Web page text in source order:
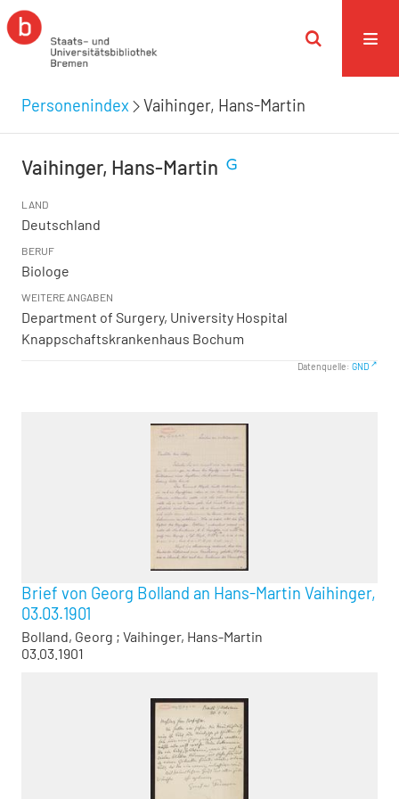
Personenindex Vaihinger, Hans-Martin
Vaihinger, Hans-Martin
LAND
Deutschland
BERUF
Biologe
WEITERE ANGABEN
Department of Surgery, University Hospital
Knappschaftskrankenhaus Bochum
Datenquelle: GND
Brief von Georg Bolland an Hans-Martin Vaihinger,
03.03.1901
Bolland, Georg ; Vaihinger, Hans-Martin
03.03.1901